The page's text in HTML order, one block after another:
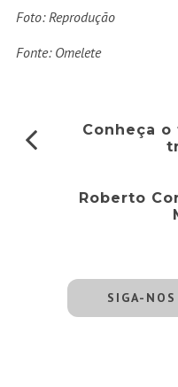
Foto: Reprodução
Fonte: Omelete
Conheça
Roberto
SIGA-